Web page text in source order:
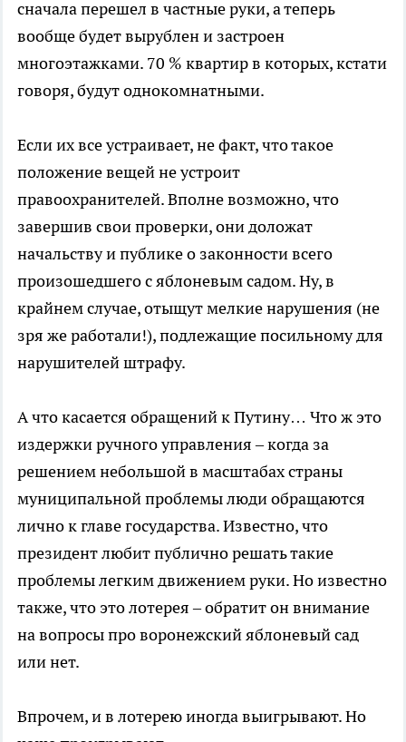
сначала перешел в частные руки, а теперь
вообще будет вырублен и застроен
многоэтажками. 70 % квартир в которых, кстати
говоря, будут однокомнатными.
Если их все устраивает, не факт, что такое
положение вещей не устроит
правоохранителей. Вполне возможно, что
завершив свои проверки, они доложат
начальству и публике о законности всего
произошедшего с яблоневым садом. Ну, в
крайнем случае, отыщут мелкие нарушения (не
зря же работали!), подлежащие посильному для
нарушителей штрафу.
А что касается обращений к Путину… Что ж это
издержки ручного управления – когда за
решением небольшой в масштабах страны
муниципальной проблемы люди обращаются
лично к главе государства. Известно, что
президент любит публично решать такие
проблемы легким движением руки. Но известно
также, что это лотерея – обратит он внимание
на вопросы про воронежский яблоневый сад
или нет.
Впрочем, и в лотерею иногда выигрывают. Но